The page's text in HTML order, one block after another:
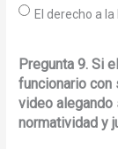
El derecho a
Pregunta 9. Si
funcionario con
video alegando
normatividad y